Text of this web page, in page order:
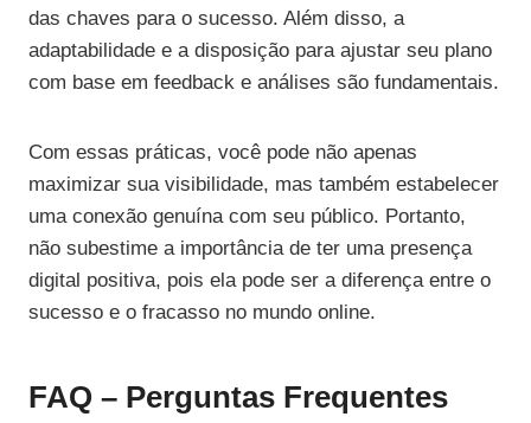
das chaves para o sucesso. Além disso, a
adaptabilidade e a disposição para ajustar seu plano
com base em feedback e análises são fundamentais.
Com essas práticas, você pode não apenas
maximizar sua visibilidade, mas também estabelecer
uma conexão genuína com seu público. Portanto,
não subestime a importância de ter uma presença
digital positiva, pois ela pode ser a diferença entre o
sucesso e o fracasso no mundo online.
FAQ – Perguntas Frequentes